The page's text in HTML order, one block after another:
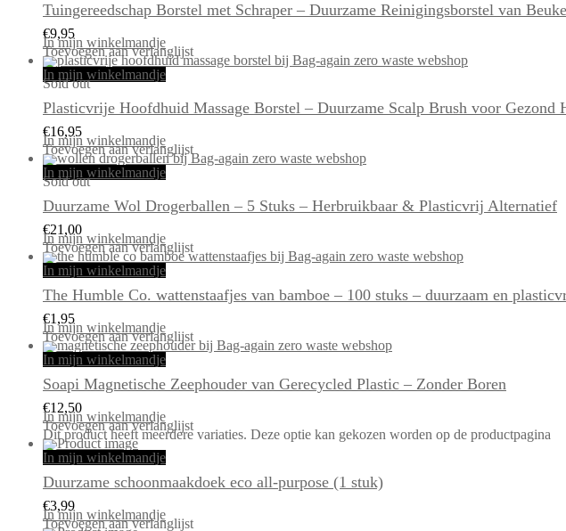
Tuingereedschap Borstel met Schraper – Duurzame Reinigingsborstel van
€9,95
In mijn winkelmandje
Toevoegen aan verlanglijst
In mijn winkelmandje
Sold out
Plasticvrije Hoofdhuid Massage Borstel – Duurzame Scalp Brush voor Gezond
€16,95
In mijn winkelmandje
Toevoegen aan verlanglijst
In mijn winkelmandje
Sold out
Duurzame Wol Drogerballen – 5 Stuks – Herbruikbaar & Plasticvrij Alternatief
€21,00
In mijn winkelmandje
Toevoegen aan verlanglijst
In mijn winkelmandje
The Humble Co. wattenstaafjes van bamboe – 100 stuks – duurzaam en
€1,95
In mijn winkelmandje
Toevoegen aan verlanglijst
In mijn winkelmandje
Soapi Magnetische Zeephouder van Gerecycled Plastic – Zonder Boren
€12,50
In mijn winkelmandje
Toevoegen aan verlanglijst
Dit product heeft meerdere variaties. Deze optie kan gekozen worden op de productpagina
In mijn winkelmandje
Duurzame schoonmaakdoek eco all-purpose (1 stuk)
€3,99
In mijn winkelmandje
Toevoegen aan verlanglijst